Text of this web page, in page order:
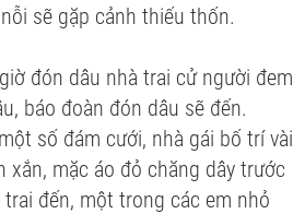
sẽ gặp cảnh thiếu thốn.
đón dâu nhà trai cử người đem
báo đoàn đón dâu sẽ đến.
số đám cưới, nhà gái bố trí vài
xắn, mặc áo đỏ chăng dây trước
đến, một trong các em nhỏ